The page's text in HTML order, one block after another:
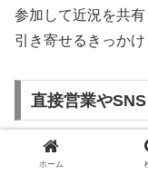
参加して近況を共
引き寄せるきっかけ
直接営業やSNS
企業に対して直接
ホーム